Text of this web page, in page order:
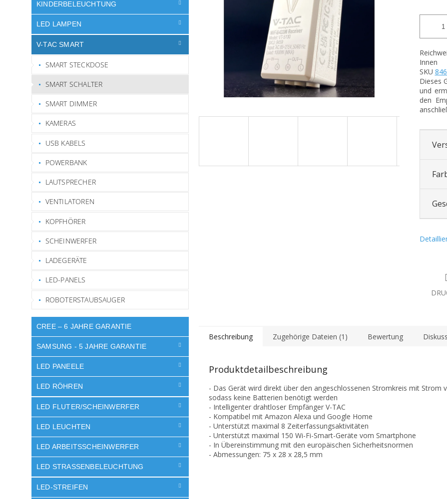
KINDERBELEUCHTUNG
LED LAMPEN
V-TAC SMART
SMART STECKDOSE
SMART SCHALTER
SMART DIMMER
KAMERAS
USB KABELS
POWERBANK
LAUTSPRECHER
VENTILATOREN
KOPFHÖRER
SCHEINWERFER
LADEGERÄTE
LED-PANELS
ROBOTERSTAUBSAUGER
CREE – 6 JAHRE GARANTIE
SAMSUNG - 5 JAHRE GARANTIE
LED PANEELE
LED RÖHREN
LED FLUTER/SCHEINWERFER
LED LEUCHTEN
LED ARBEITSSCHEINWERFER
LED STRASSENBELEUCHTUNG
LED-STREIFEN
SKU
Dieses
und
den
Beschreibung Zugehörige Dateien (1) Bewertung
Produktdetailbeschreibung
- Das Gerät wird direkt über den angeschlossenen Stromkreis mit Strom
sodass keine Batterien benötigt werden
- Intelligenter drahtloser Empfänger V-TAC
- Kompatibel mit Amazon Alexa und Google Home
- Unterstützt maximal 8 Zeiterfassungsaktivitäten
- Unterstützt maximal 150 Wi-Fi-Smart-Geräte vom Smartphone
- In Übereinstimmung mit den europäischen Sicherheitsnormen
- Abmessungen: 75 x 28 x 28,5 mm